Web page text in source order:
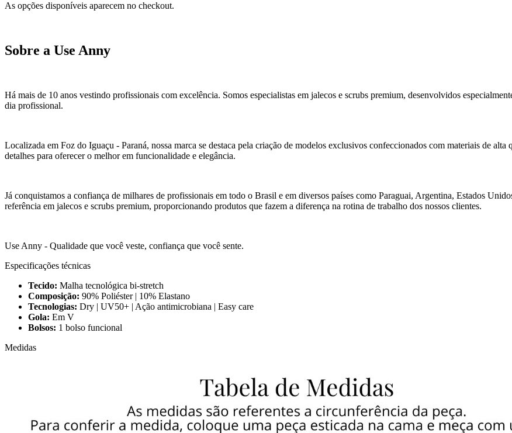
As opções disponíveis aparecem no checkout.
Sobre a Use Anny
Há mais de 10 anos vestindo profissionais com excelência. Somos especialistas em jalecos e scrubs premium, desenvolvidos
dia profissional.
Localizada em Foz do Iguaçu - Paraná, nossa marca se destaca pela criação de modelos exclusivos confeccionados com materiais de
detalhes para oferecer o melhor em funcionalidade e elegância.
Já conquistamos a confiança de milhares de profissionais em todo o Brasil e em diversos países como Paraguai, Argentina, Estados
referência em jalecos e scrubs premium, proporcionando produtos que fazem a diferença na rotina de trabalho dos nossos clientes.
Use Anny - Qualidade que você veste, confiança que você sente.
Especificações técnicas
Tecido: Malha tecnológica bi-stretch
Composição: 90% Poliéster | 10% Elastano
Tecnologias: Dry | UV50+ | Ação antimicrobiana | Easy care
Gola: Em V
Bolsos: 1 bolso funcional
Medidas